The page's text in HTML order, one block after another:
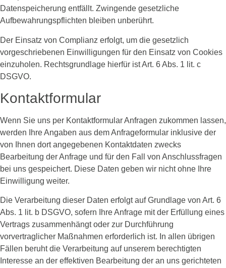
Datenspeicherung entfällt. Zwingende gesetzliche
Aufbewahrungspflichten bleiben unberührt.
Der Einsatz von Complianz erfolgt, um die gesetzlich
vorgeschriebenen Einwilligungen für den Einsatz von Cookies
einzuholen. Rechtsgrundlage hierfür ist Art. 6 Abs. 1 lit. c
DSGVO.
Kontaktformular
Wenn Sie uns per Kontaktformular Anfragen zukommen lassen,
werden Ihre Angaben aus dem Anfrageformular inklusive der
von Ihnen dort angegebenen Kontaktdaten zwecks
Bearbeitung der Anfrage und für den Fall von Anschlussfragen
bei uns gespeichert. Diese Daten geben wir nicht ohne Ihre
Einwilligung weiter.
Die Verarbeitung dieser Daten erfolgt auf Grundlage von Art. 6
Abs. 1 lit. b DSGVO, sofern Ihre Anfrage mit der Erfüllung eines
Vertrags zusammenhängt oder zur Durchführung
vorvertraglicher Maßnahmen erforderlich ist. In allen übrigen
Fällen beruht die Verarbeitung auf unserem berechtigten
Interesse an der effektiven Bearbeitung der an uns gerichteten